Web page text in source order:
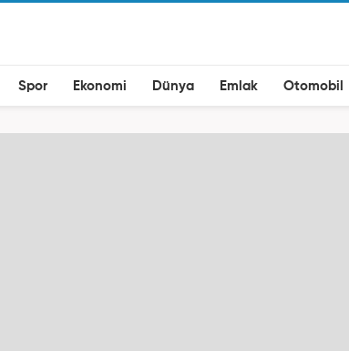
Spor Ekonomi Dünya Emlak Otomobil